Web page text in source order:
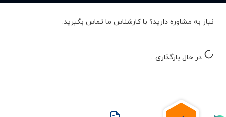
نیاز به مشاوره دارید؟ با کارشناس ما تماس بگیرید.
در حال بارگذاری...